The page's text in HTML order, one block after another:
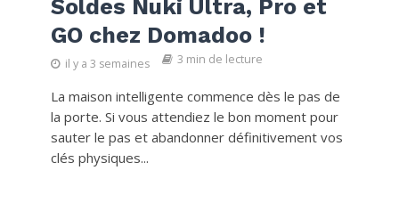
Soldes Nuki Ultra, Pro et
GO chez Domadoo !
il y a 3 semaines 3 min de lecture
La maison intelligente commence dès le pas de
la porte. Si vous attendiez le bon moment pour
sauter le pas et abandonner définitivement vos
clés physiques...